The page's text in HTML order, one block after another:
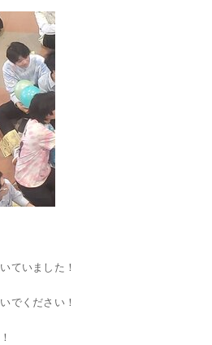
ていました！
でください！